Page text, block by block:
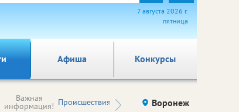
7 августа 2026 г.
пятница
Афиша Конкурсы
Важная
информация! Происшествия Здоровье компаний (на
Воронеж